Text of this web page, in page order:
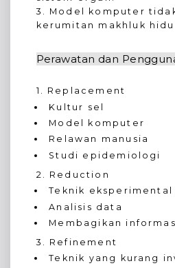
3. Model komputer
kerumitan makhluk
Perawatan dan
1. Replacement
Kultur sel
Model komputer
Relawan manusia
Studi epidemiologi
2. Reduction
Teknik eksperimental
Analisis data
Membagikan
3. Refinement
Teknik yang kurang